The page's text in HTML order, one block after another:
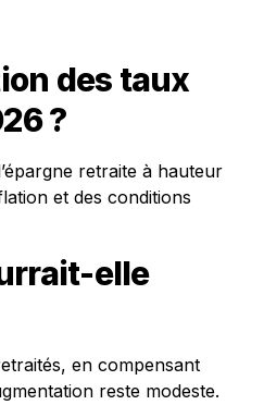
des taux
?
retraite à hauteur
et des conditions
elle
en compensant
reste modeste.